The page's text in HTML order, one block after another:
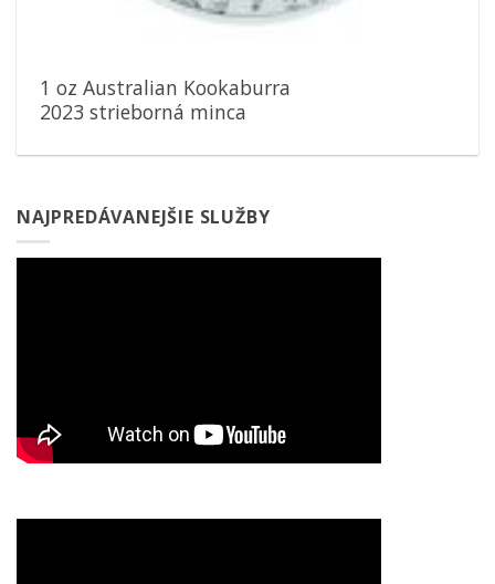
1 oz Australian Kookaburra
2023 strieborná minca
NAJPREDÁVANEJŠIE SLUŽBY